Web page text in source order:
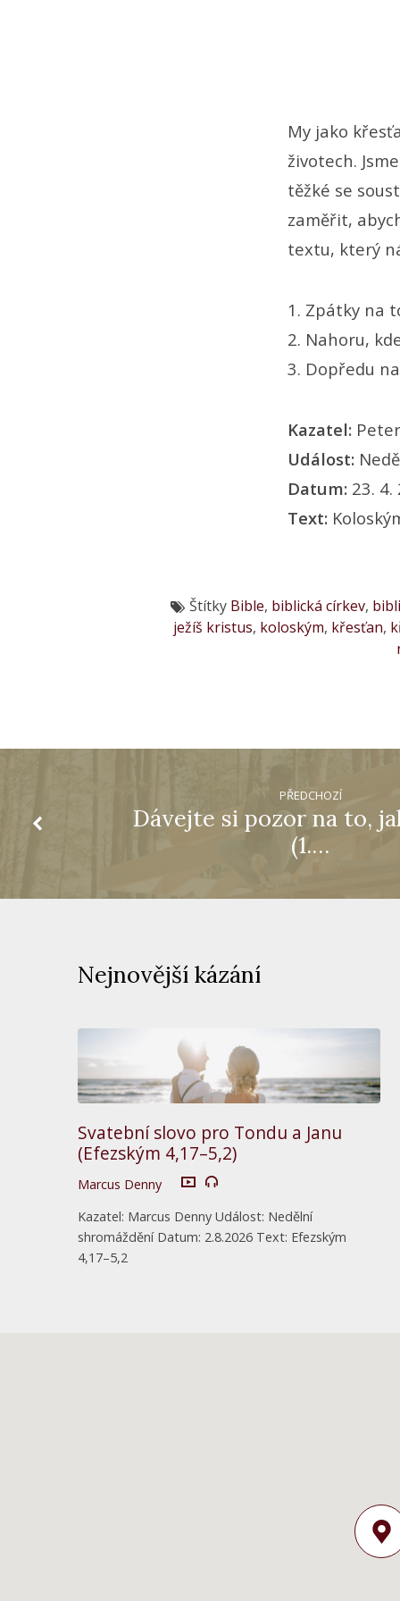
My jako
životech.
těžké se
zaměřit,
textu, který
1. Zpátky na
2. Nahoru,
3. Dopředu
Kazatel:
Událost:
Datum: 23. 4.
Text:
Štítky Bible, biblická církev,
ježíš kristus, koloským, křesťan,
PŘEDCHOZÍ
Dávejte si pozor na to,
(1.…
Nejnovější kázání
Svatební slovo pro Tondu a Janu
(Efezským 4,17–5,2)
Marcus Denny
Kazatel: Marcus Denny Událost: Nedělní
shromáždění Datum: 2.8.2026 Text: Efezským
4,17–5,2